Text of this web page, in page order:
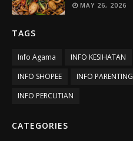
MAY 26, 2026
TAGS
Info Agama INFO KESIHATAN
INFO SHOPEE
INFO PARENTING
INFO PERCUTIAN
CATEGORIES